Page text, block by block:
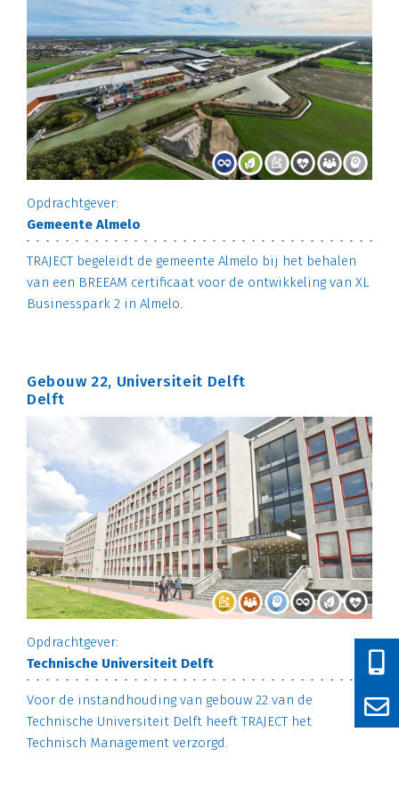
Opdrachtgever:
Gemeente Almelo
TRAJECT begeleidt de gemeente Almelo bij het behalen
van een BREEAM certificaat voor de ontwikkeling van XL
Businesspark 2 in Almelo.
Gebouw 22, Universiteit Delft
Delft
Opdrachtgever:
Technische Universiteit Delft
Voor de instandhouding van gebouw 22 van de
Technische Universiteit Delft heeft TRAJECT het
Technisch Management verzorgd.